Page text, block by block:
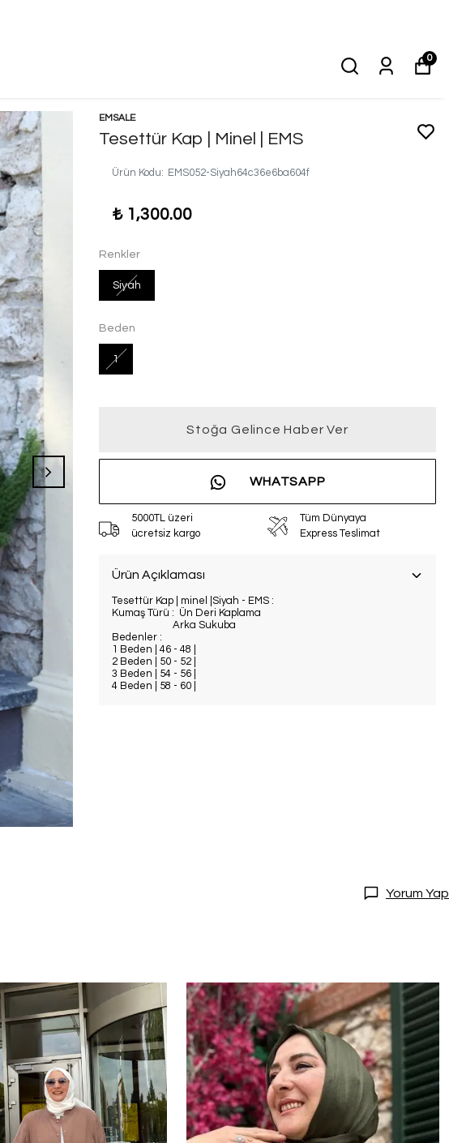
0
EMSALE
Tesettür Kap | Minel | EMS
Ürün Kodu: EMS052-Siyah64c36e6ba604f
₺ 1,300.00
Renkler
Siyah
Beden
1
Stoğa Gelince Haber Ver
WHATSAPP
5000TL üzeri
ücretsiz kargo
Tüm Dünyaya
Express Teslimat
Ürün Açıklaması
Tesettür Kap | minel |Siyah - EMS :
Kumaş Türü : Ün Deri Kaplama
Arka Sukuba
Bedenler :
1 Beden | 46 - 48 |
2 Beden | 50 - 52 |
3 Beden | 54 - 56 |
4 Beden | 58 - 60 |
Yorum Yap